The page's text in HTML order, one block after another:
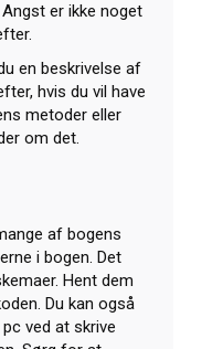
er ikke noget
en beskrivelse af
hvis du vil have
metoder eller
om det.
af bogens
i bogen. Det
Hent dem
Du kan også
ved at skrive